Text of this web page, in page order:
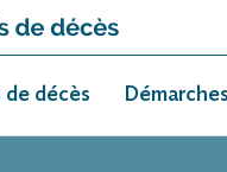
de décès